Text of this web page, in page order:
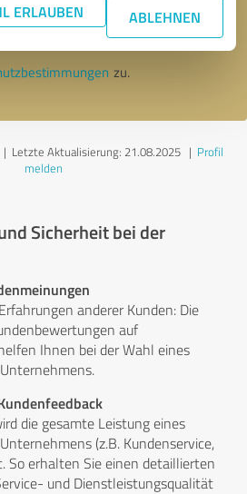
ERLAUBEN ABLEHNEN
senden
zu.
| Letzte Aktualisierung: 21.08.2025| Profil
melden
Sicherheit bei der
anderer Kunden: Die
auf
Ihnen bei der Wahl eines
die gesamte Leistung eines
(z.B. Kundenservice,
So erhalten Sie einen detaillierten
und Dienstleistungsqualität